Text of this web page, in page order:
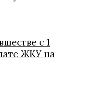
с 1
ЖКУ на